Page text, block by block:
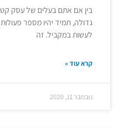
בין אם אתם בעלים של עסק
גדולה, תמיד יהיו מספר
לעשות במקביל. זה
קרא עוד »
נובמבר 11, 2020